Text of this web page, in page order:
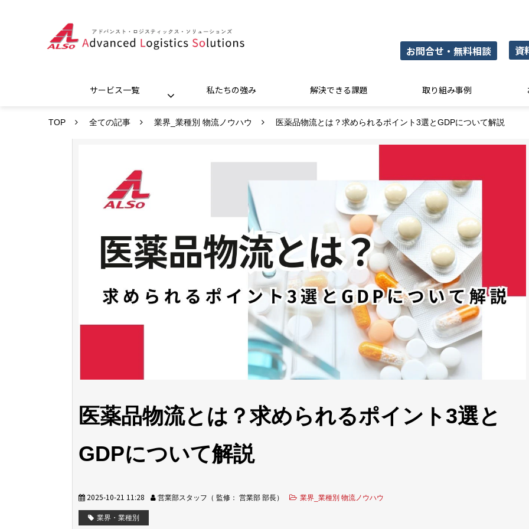
お問合せ・無料相談 資
サービス一覧 私たちの強み 解決できる課題 取り組み事例
TOP 全ての記事 業界_業種別 物流ノウハウ 医薬品物流とは？求められるポイント3選とGDPについて解説
医薬品物流とは？求められるポイント3選と
GDPについて解説
2025-10-21 11:28 営業部スタッフ（ 監修： 営業部 部長） 業界_業種別 物流ノウハウ
業界・業種別